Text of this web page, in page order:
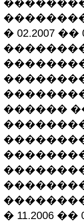
� 02.2007 ��
������
� 11.2006